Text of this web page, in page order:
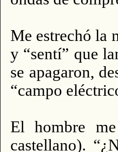
Me estrechó la
y “sentí” que
se apagaron,
“campo
El hombre
castellano).